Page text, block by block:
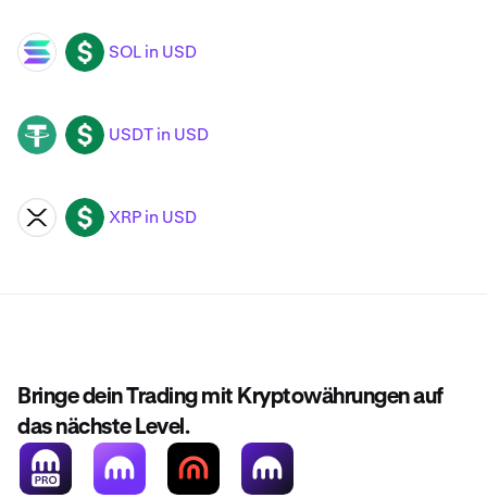
SOL USD SOL in USD
USDT USD USDT in USD
XRP USD XRP in USD
Bringe dein Trading mit Kryptowährungen auf
das nächste Level.